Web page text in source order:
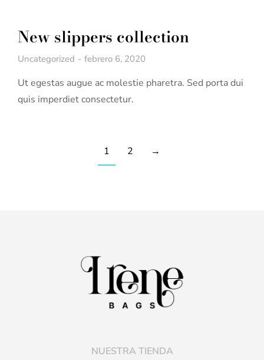
New slippers collection
Uncategorized febrero 6, 2020
Ut egestas augue ac molestie pharetra. Sed porta dui
quis imperdiet consectetur.
1 2 →
NUESTRA TIENDA